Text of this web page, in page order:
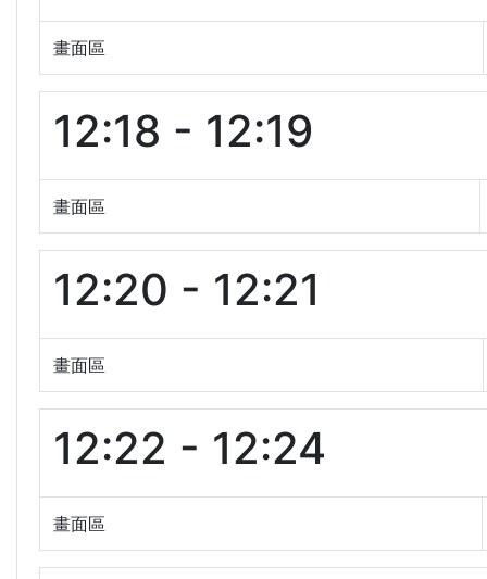
畫面區
12:18 - 12:19
畫面區
12:20 - 12:21
畫面區
12:22 - 12:24
畫面區